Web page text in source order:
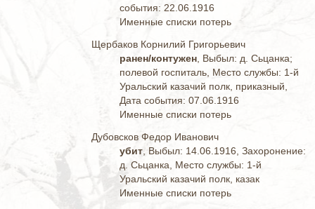
события: 22.06.1916
Именные списки потерь
Щербаков Корнилий Григорьевич
ранен/контужен , Выбыл: д. Сьцанка;
полевой госпиталь, Место службы: 1-й
Уральский казачий полк, приказный,
Дата события: 07.06.1916
Именные списки потерь
Дубовсков Федор Иванович
убит , Выбыл: 14.06.1916, Захоронение:
д. Сьцанка, Место службы: 1-й
Уральский казачий полк, казак
Именные списки потерь